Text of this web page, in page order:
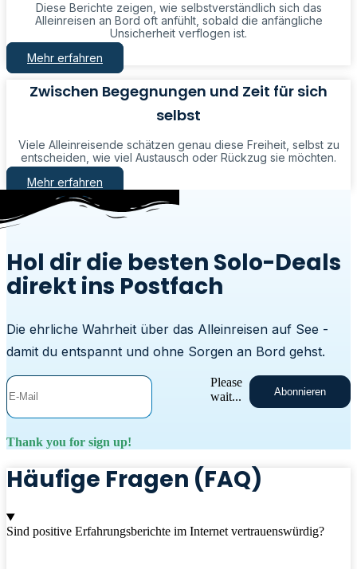
Diese Berichte zeigen, wie selbstverständlich sich das
Alleinreisen an Bord oft anfühlt, sobald die anfängliche
Unsicherheit verflogen ist.
Mehr erfahren
Zwischen Begegnungen und Zeit für sich
selbst
Viele Alleinreisende schätzen genau diese Freiheit, selbst zu
entscheiden, wie viel Austausch oder Rückzug sie möchten.
Mehr erfahren
Hol dir die besten Solo-Deals
direkt ins Postfach
Die ehrliche Wahrheit über das Alleinreisen auf See -
damit du entspannt und ohne Sorgen an Bord gehst.
Please
wait...
Abonnieren
Thank you for sign up!
Häufige Fragen (FAQ)
Sind positive Erfahrungsberichte im Internet vertrauenswürdig?